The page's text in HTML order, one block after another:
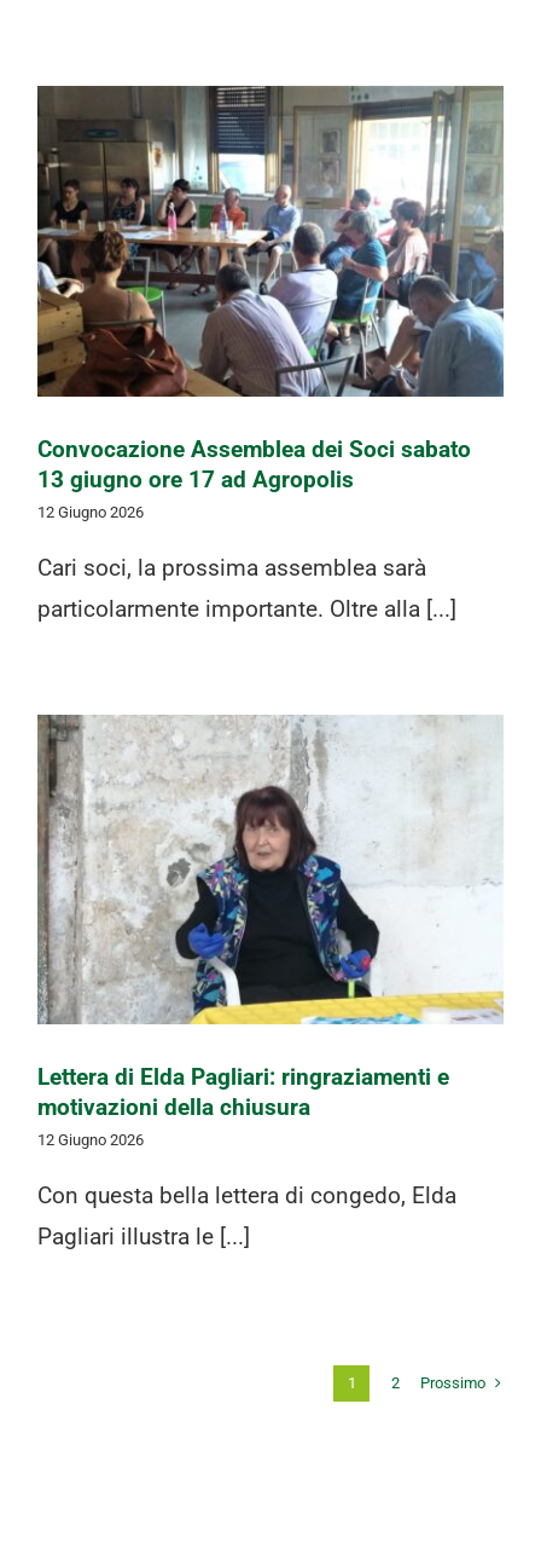
Convocazione Assemblea dei Soci
sabato 13 giugno ore 17 ad Agropolis
Convocazione Assemblea dei Soci sabato
13 giugno ore 17 ad Agropolis
12 Giugno 2026
Cari soci, la prossima assemblea sarà
particolarmente importante. Oltre alla [...]
Lettera di Elda Pagliari: ringraziamenti
e motivazioni della chiusura
Lettera di Elda Pagliari: ringraziamenti e
motivazioni della chiusura
12 Giugno 2026
Con questa bella lettera di congedo, Elda
Pagliari illustra le [...]
1 2 Prossimo